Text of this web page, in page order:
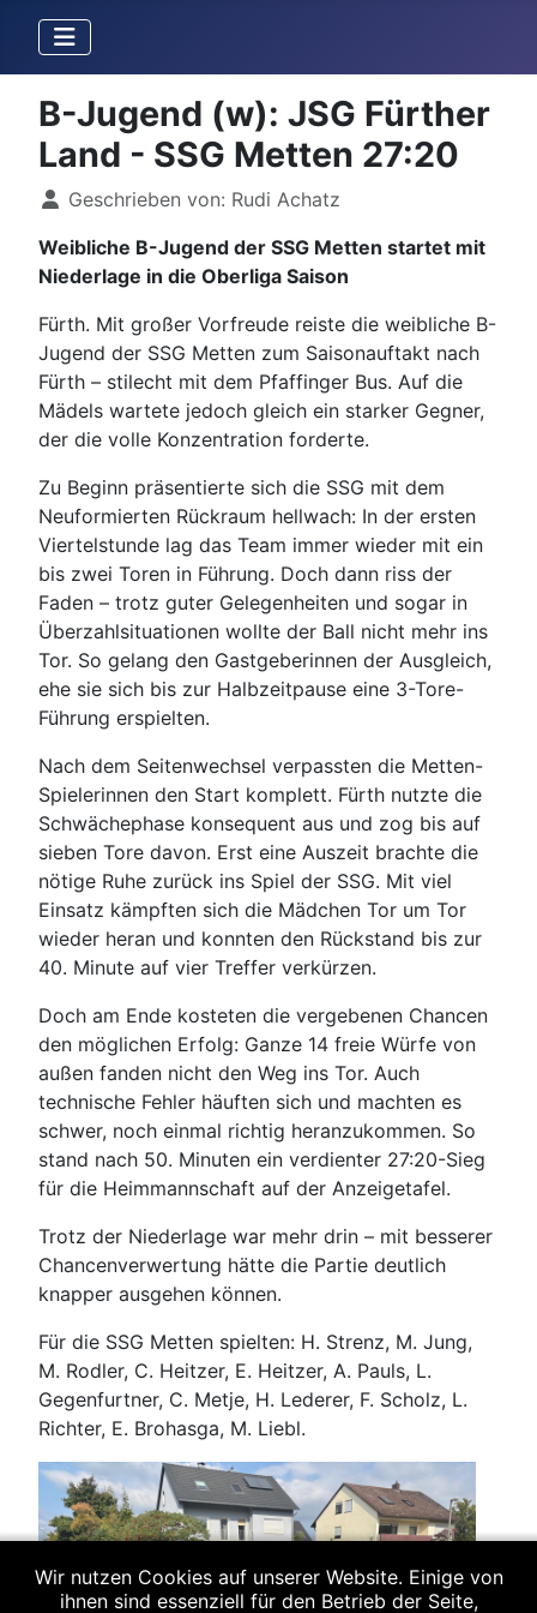
B-Jugend (w): JSG Fürther
Land - SSG Metten 27:20
DetailsGeschrieben von: Rudi Achatz
Weibliche B-Jugend der SSG Metten startet mit
Niederlage in die Oberliga Saison
Fürth. Mit großer Vorfreude reiste die weibliche B-
Jugend der SSG Metten zum Saisonauftakt nach
Fürth – stilecht mit dem Pfaffinger Bus. Auf die
Mädels wartete jedoch gleich ein starker Gegner,
der die volle Konzentration forderte.
Zu Beginn präsentierte sich die SSG mit dem
Neuformierten Rückraum hellwach: In der ersten
Viertelstunde lag das Team immer wieder mit ein
bis zwei Toren in Führung. Doch dann riss der
Faden – trotz guter Gelegenheiten und sogar in
Überzahlsituationen wollte der Ball nicht mehr ins
Tor. So gelang den Gastgeberinnen der Ausgleich,
ehe sie sich bis zur Halbzeitpause eine 3-Tore-
Führung erspielten.
Nach dem Seitenwechsel verpassten die Metten-
Spielerinnen den Start komplett. Fürth nutzte die
Schwächephase konsequent aus und zog bis auf
sieben Tore davon. Erst eine Auszeit brachte die
nötige Ruhe zurück ins Spiel der SSG. Mit viel
Einsatz kämpften sich die Mädchen Tor um Tor
wieder heran und konnten den Rückstand bis zur
40. Minute auf vier Treffer verkürzen.
Doch am Ende kosteten die vergebenen Chancen
den möglichen Erfolg: Ganze 14 freie Würfe von
außen fanden nicht den Weg ins Tor. Auch
technische Fehler häuften sich und machten es
schwer, noch einmal richtig heranzukommen. So
stand nach 50. Minuten ein verdienter 27:20-Sieg
für die Heimmannschaft auf der Anzeigetafel.
Trotz der Niederlage war mehr drin – mit besserer
Chancenverwertung hätte die Partie deutlich
knapper ausgehen können.
Für die SSG Metten spielten: H. Strenz, M. Jung,
M. Rodler, C. Heitzer, E. Heitzer, A. Pauls, L.
Gegenfurtner, C. Metje, H. Lederer, F. Scholz, L.
Richter, E. Brohasga, M. Liebl.
Wir nutzen Cookies auf unserer Website. Einige von
ihnen sind essenziell für den Betrieb der Seite,